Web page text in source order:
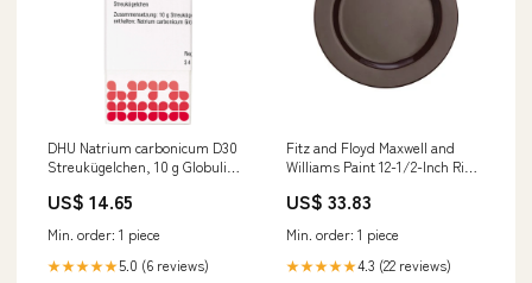
DHU Natrium carbonicum D30
Streukügelchen, 10 g Globuli
US$ 14.65
Min. order: 1 piece
★★★★★5.0 (6 reviews)
Fitz and Floyd Maxwell and
Williams Paint 12-1/2-Inch Rim
US$ 33.83
Min. order: 1 piece
★★★★★4.3 (22 reviews)